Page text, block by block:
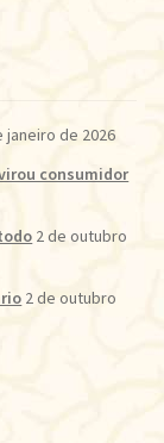
janeiro de 2026
consumidor
2 de outubro
2 de outubro